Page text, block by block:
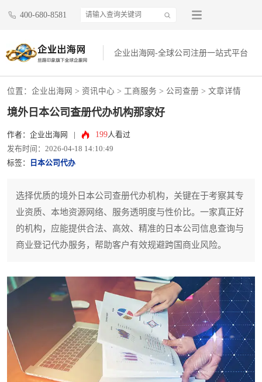
400-680-8581
企业出海网-全球公司注册一站式平台
位置： 企业出海网 > 资讯中心 > 工商服务 > 公司查册 > 文章详情
境外日本公司查册代办机构那家好
作者：企业出海网 199人看过
发布时间：2026-04-18 14:10:49
标签：
日本公司代办
选择优质的境外日本公司查册代办机构，关键在于考察其专
业资质、本地资源网络、服务透明度与性价比。一家真正好
的机构，应能提供合法、高效、精准的日本公司信息查询与
商业登记代办服务，帮助客户有效规避跨国商业风险。